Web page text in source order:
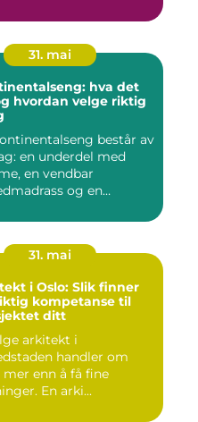
31. mai
hva det
hvordan velge riktig
består av
en underdel med
en vendbar
og en
31. mai
i Oslo: Slik finner
kompetanse til
ditt
arkitekt i
handler om
mer enn å få fine
En arki...